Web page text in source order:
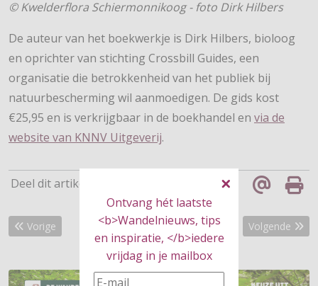
Ontvang hét laatste
<b>Wandelnieuws, tips
en inspiratie, </b>iedere
vrijdag in je mailbox
© Kwelderflora Schiermonnikoog - foto Dirk Hilbers
De auteur van het boekwerkje is Dirk Hilbers, bioloog
en oprichter van stichting Crossbill Guides, een
organisatie die betrokkenheid van het publiek bij
natuurbescherming wil aanmoedigen. De gids kost
€25,95 en is verkrijgbaar in de boekhandel en via de
website van KNNV Uitgeverij.
Deel dit artikel
Vorig artikel: Beleef het Boomkroonpad
Vorige Volgende
Volgende